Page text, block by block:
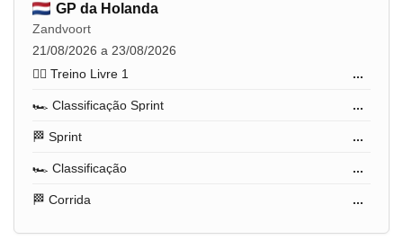
GP da Holanda
Zandvoort
21/08/2026 a 23/08/2026
🏋️‍♂️ Treino Livre 1
...
🏎️ Classificação Sprint ...
🏁 Sprint ...
🏎️ Classificação ...
🏁 Corrida ...